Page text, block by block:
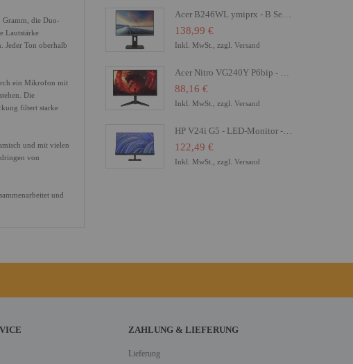
Gramm, die Duo-
Lautstärke
Jeder Ton oberhalb
ein Mikrofon mit
Die
filtert starke
und mit vielen
von
und
138,99 €
Inkl. MwSt., zzgl. Versand
88,16 €
Inkl. MwSt., zzgl. Versand
HP V24i G5 - LED-Monitor - 61 cm (24") (23.8" sichtbar) - 1920 x 1080 Full HD (1080p)
122,49 €
Inkl. MwSt., zzgl. Versand
ZAHLUNG & LIEFERUNG
Lieferung